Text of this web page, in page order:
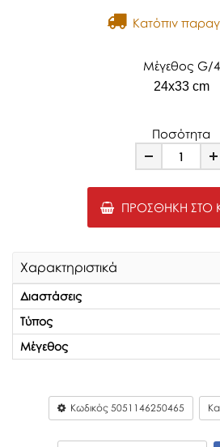
Kατόπιν
Μέγεθος G/4
24x33 cm
Ποσότητα
Minus
ΠΡΟΣΘΉΚΗ ΣΤΟ
Χαρακτηριστικά
Διαστάσεις
Τύπος
Μέγεθος
Κωδικός 5051146250465